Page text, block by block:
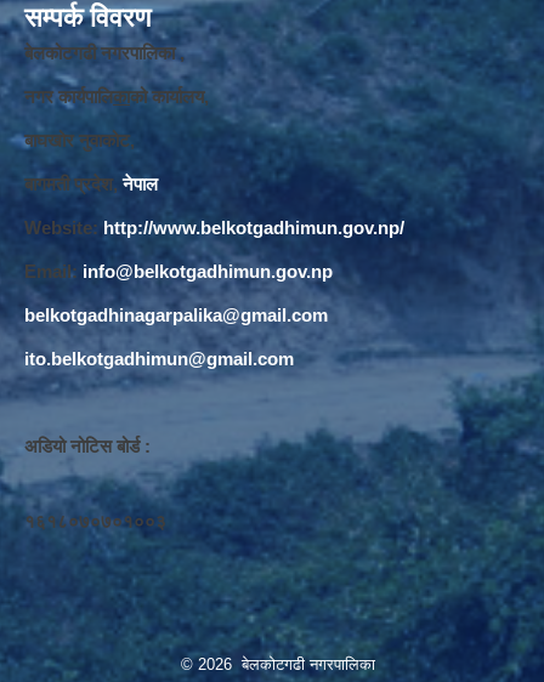
सम्पर्क विवरण
बेलकोटगढी नगरपालिका ,
नगर कार्यपालिकाको कार्यालय,
बाघखोर नुवाकोट,
बागमती प्रदेश, नेपाल
Website: http://www.belkotgadhimun.gov.np/
Email: info@belkotgadhimun.gov.np
belkotgadhinagarpalika@gmail.com
ito.belkotgadhimun@gmail.com
अडियो नोटिस बोर्ड :
१६१८०७०७०१००३
© 2026 बेलकोटगढी नगरपालिका